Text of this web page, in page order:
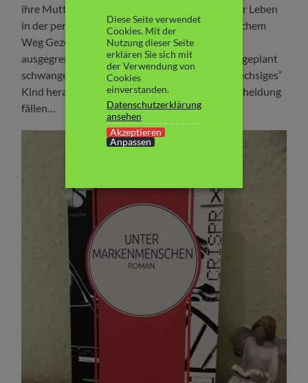
ihre Mutter kann sie nicht mehr fragen. Doch ihr Leben
in der perfekten Gesellschaft ist als „auf natürlichem
Weg Gezeugte“ nicht so leicht, denn sie wird
ausgegrenzt. Darunter leidet sie sehr. Als sie ungeplant
schwanger wird und in ihr ebenfalls ein „wildwüchsiges“
Kind heranwächst, muss sie eine schwere Entscheidung
fällen…
Diese Seite verwendet
Cookies. Mit der
Nutzung dieser Seite
erklären Sie sich mit
der Verwendung von
Cookies
einverstanden.
Datenschutzerklärung
ansehen
Akzeptieren
Anpassen